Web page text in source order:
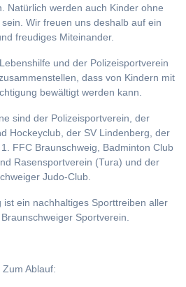
Natürlich werden auch Kinder ohne
Wir freuen uns deshalb auf ein
freudiges Miteinander.
und der Polizeisportverein
dass von Kindern mit
bewältigt werden kann.
sind der Polizeisportverein, der
Hockeyclub, der SV Lindenberg, der
FFC Braunschweig, Badminton Club
Rasensportverein (Tura) und der
Judo-Club.
ist ein nachhaltiges Sporttreiben aller
Sportverein.
Zum Ablauf: